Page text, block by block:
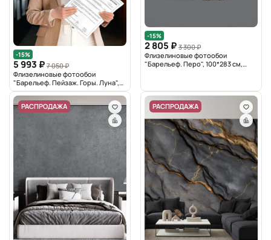
-15%
5 993 ₽ 7 050 ₽
Флизелиновые фотообои
"Барельеф. Пейзаж. Горы. Луна",
300*283 см, терракотовый
-15%
2 805 ₽ 3 300 ₽
Флизелиновые фотообои
"Барельеф. Перо", 100*283 см,
РАСПРОДАЖА РАСПРОДАЖА